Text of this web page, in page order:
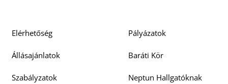
Elérhetőség Pályázatok
Állásajánlatok Baráti Kör
Szabályzatok Neptun Hallgatóknak